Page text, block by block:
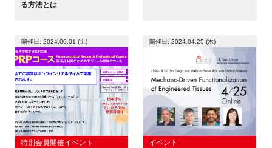
る方法とは
開催日: 2024.06.01 (土)
特別会員開催イベント
開催日: 2024.04.25 (木)
イベント